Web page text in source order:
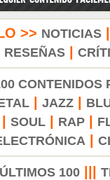
>> NOTICIAS
RESEÑAS|
CONTENIDOS
| JAZZ|
SOUL| RAP|
ÚLTIMOS 100